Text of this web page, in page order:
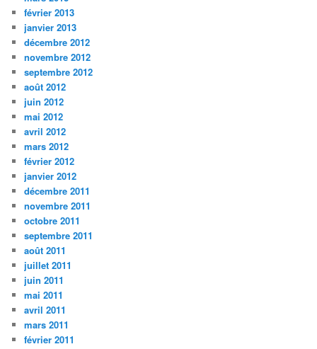
février 2013
janvier 2013
décembre 2012
novembre 2012
septembre 2012
août 2012
juin 2012
mai 2012
avril 2012
mars 2012
février 2012
janvier 2012
décembre 2011
novembre 2011
octobre 2011
septembre 2011
août 2011
juillet 2011
juin 2011
mai 2011
avril 2011
mars 2011
février 2011